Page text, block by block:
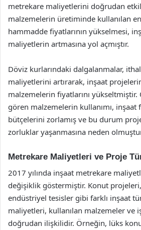
metrekare maliyetlerini doğrudan
malzemelerin üretiminde kullanılan
hammadde fiyatlarının yükselmesi,
maliyetlerin artmasına yol açmıştır.
Döviz kurlarındaki dalgalanmalar,
maliyetlerini artırarak, inşaat
malzemelerin fiyatlarını
gören malzemelerin kullanımı, inşaat
bütçelerini zorlamış ve bu durum
zorluklar yaşanmasına neden
Metrekare Maliyetleri ve Proje
2017 yılında inşaat metrekare
değişiklik göstermiştir. Konut
endüstriyel tesisler gibi farklı inşaat
maliyetleri, kullanılan malzemeler ve
doğrudan ilişkilidir. Örneğin, lüks